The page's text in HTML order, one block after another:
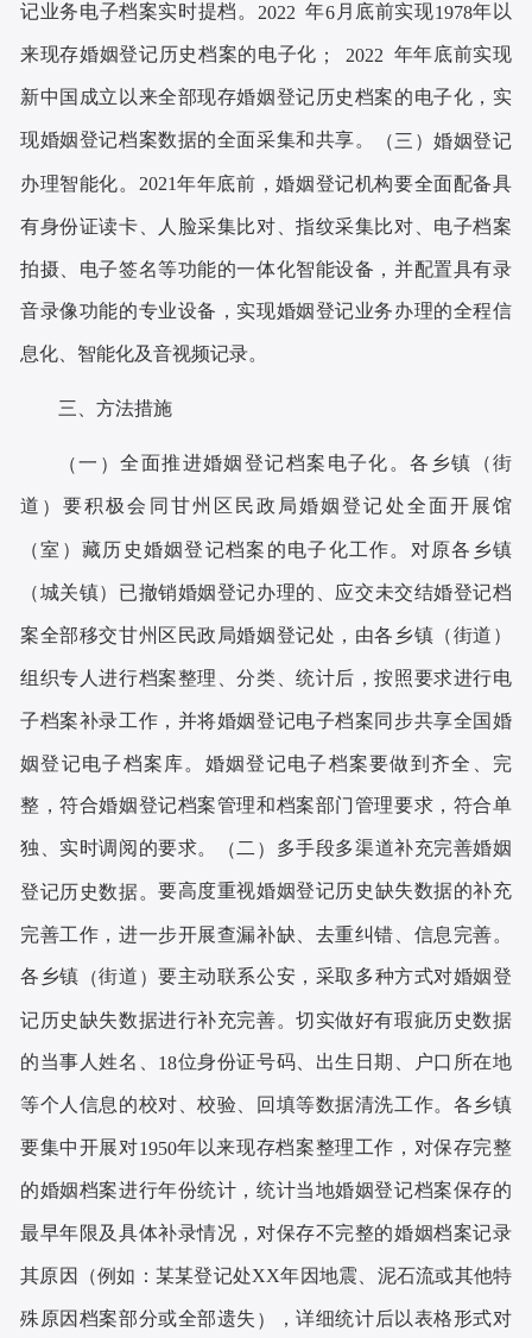
记业务电子档案实时提档。 2022 年6月底前实现1978年以
来现存婚姻登记历史档案的电子化 ； 2022 年年底前实现
新中国成立以来全部现存婚姻登记历史档案的电子化，实
现婚姻登记档案数据的全面采集和共享。 （三 ）婚姻登记
办理智能化。 2021年年底前，婚姻登记机构要全面配备具
有身份证读卡、人脸采集比对、指纹采集比对、电子档案
拍摄、电子签名等功能的一体化智能设备，并配置具有录
音录像功能的专业设备，实现婚姻登记业务办理的全程信
息化、智能化及音视频记录。
三、方法措施
（一 ）全面推进婚姻登记档案电子化。各乡镇 （街
道 ）要积极会同甘州区民政局婚姻登记处全面开展馆
（室 ） 藏历史婚姻登记档案的电子化工作。对原各乡镇
（城关镇） 已撤销婚姻登记办理的、应交未交结婚登记档
案全部移交甘州区民政局婚姻登记处，由各乡镇 （街道 ）
组织专人进行档案整理、分类、统计后，按照要求进行电
子档案补录工作，并将婚姻登记电子档案同步共享全国婚
姻登记电子档案库。婚姻登记电子档案要做到齐全、完
整，符合婚姻登记档案管理和档案部门管理要求，符合单
独、实时调阅的要求。 （二 ） 多手段多渠道补充完善婚姻
登记历史数据。要高度重视婚姻登记历史缺失数据的补充
完善工作，进一步开展查漏补缺、去重纠错、信息完善。
各乡镇 （街道 ）要主动联系公安，采取多种方式对婚姻登
记历史缺失数据进行补充完善。切实做好有瑕疵历史数据
的当事人姓名、 18位身份证号码、出生日期、户口所在地
等个人信息的校对、校验、回填等数据清洗工作。各乡镇
要集中开展对1950年以来现存档案整理工作，对保存完整
的婚姻档案进行年份统计，统计当地婚姻登记档案保存的
最早年限及具体补录情况，对保存不完整的婚姻档案记录
其原因 （例如 ： 某某登记处XX年因地震、泥石流或其他特
殊原因档案部分或全部遗失 ） ，详细统计后以表格形式对